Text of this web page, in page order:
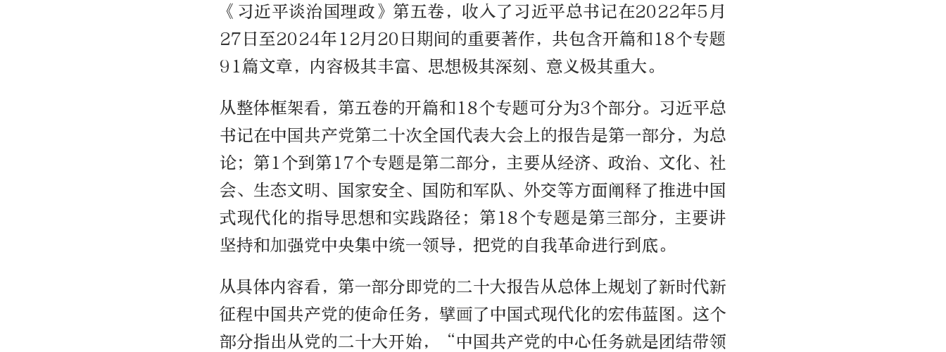
《习近平谈治国理政》第五卷，收入了习近平总书记在2022年5月
27日至2024年12月20日期间的重要著作，共包含开篇和18个专题
91篇文章，内容极其丰富、思想极其深刻、意义极其重大。
从整体框架看，第五卷的开篇和18个专题可分为3个部分。习近平总
书记在中国共产党第二十次全国代表大会上的报告是第一部分，为总
论；第1个到第17个专题是第二部分，主要从经济、政治、文化、社
会、生态文明、国家安全、国防和军队、外交等方面阐释了推进中国
式现代化的指导思想和实践路径；第18个专题是第三部分，主要讲
坚持和加强党中央集中统一领导，把党的自我革命进行到底。
从具体内容看，第一部分即党的二十大报告从总体上规划了新时代新
征程中国共产党的使命任务，擘画了中国式现代化的宏伟蓝图。这个
部分指出从党的二十大开始，“中国共产党的中心任务就是团结带领